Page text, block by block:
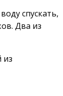
спускать,
Два из
из